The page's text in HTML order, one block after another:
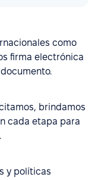
como
firma electrónica
brindamos
cada etapa para
y políticas